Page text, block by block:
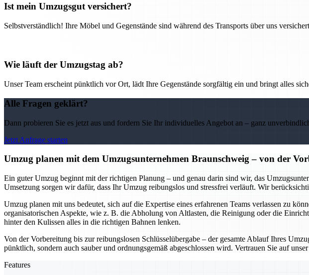
Ist mein Umzugsgut versichert?
Selbstverständlich! Ihre Möbel und Gegenstände sind während des Transports über uns
Wie läuft der Umzugstag ab?
Unser Team erscheint pünktlich vor Ort, lädt Ihre Gegenstände sorgfältig ein und bringt alles
Alle Fragen geklärt?
Dann probieren Sie es jetzt aus und fordern Sie Ihr individuelles Angebot an – ganz
Jetzt Anfrage starten
Umzug planen mit dem Umzugsunternehmen Braunschweig – von der
Ein guter Umzug beginnt mit der richtigen Planung – und genau darin sind wir, das
Umsetzung sorgen wir dafür, dass Ihr Umzug reibungslos und stressfrei verläuft. Wir
Umzug planen mit uns bedeutet, sich auf die Expertise eines erfahrenen Teams verlassen zu
organisatorischen Aspekte, wie z. B. die Abholung von Altlasten, die Reinigung oder die
hinter den Kulissen alles in die richtigen Bahnen lenken.
Von der Vorbereitung bis zur reibungslosen Schlüsselübergabe – der gesamte Ablauf Ihres
pünktlich, sondern auch sauber und ordnungsgemäß abgeschlossen wird. Vertrauen Sie auf
Features